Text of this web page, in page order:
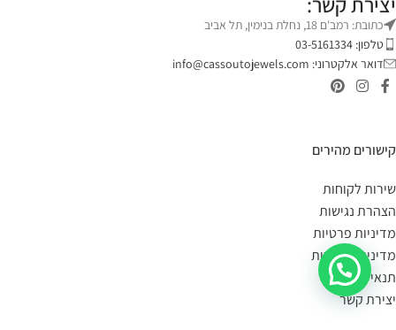
כתובת: רמב'ם 18, נחלת בנימין, תל אביב
טלפון: 03-5161334
דואר אלקטרוני: info@cassoutojewels.com
קישורים מהירים
שירות לקוחות
הצהרת נגישות
מדיניות פרטיות
מדיניות החזרות
תנאי שימוש
יצירת קשר